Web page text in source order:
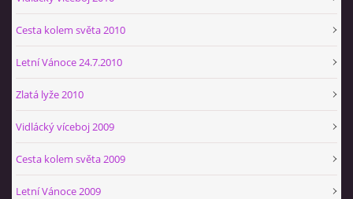
Cesta kolem světa 2010
Letní Vánoce 24.7.2010
Zlatá lyže 2010
Vidlácký víceboj 2009
Cesta kolem světa 2009
Letní Vánoce 2009